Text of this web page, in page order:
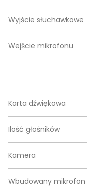
Wyjście słuchawkowe
Wejście mikrofonu
Karta dźwiękowa
Ilość głośników
Kamera
Wbudowany mikrofon